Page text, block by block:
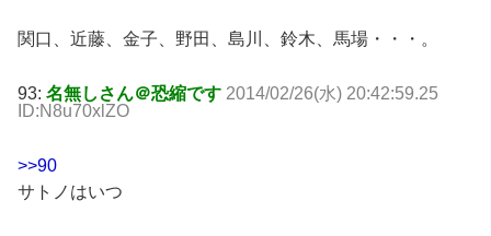
関口、近藤、金子、野田、島川、鈴木、馬場・・・。
93: 名無しさん＠恐縮です 2014/02/26(水) 20:42:59.25
ID:N8u70xlZO
>>90
サトノはいつ